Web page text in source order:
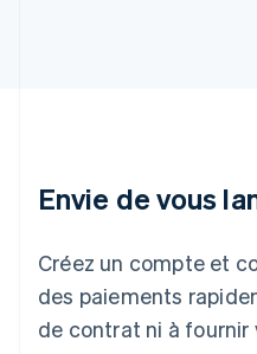
Envie de vous
Créez un compte et
des paiements
de contrat ni à fournir
Japon
Lettonie
English
Liechtenstein
DeutschEnglish